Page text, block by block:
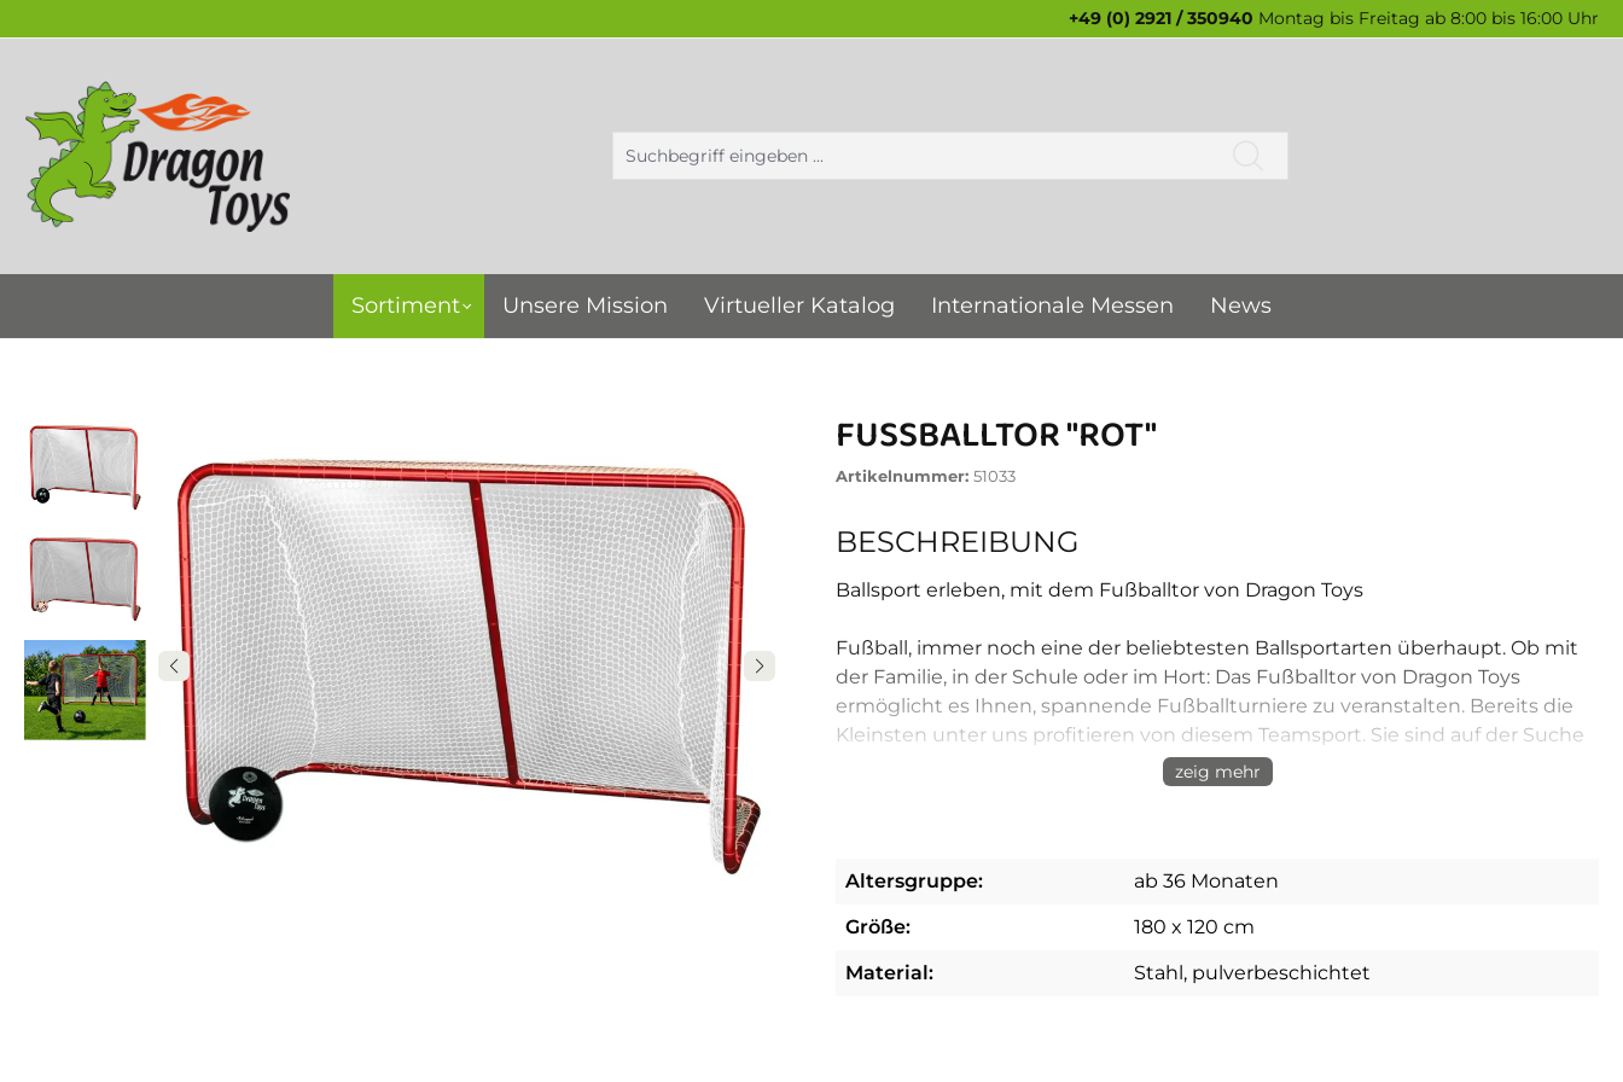
+49 (0) 2921 / 350940 Montag bis Freitag ab 8:00 bis 16:00 Uhr
Sortiment Unsere Mission Virtueller Katalog Internationale Messen News
FUSSBALLTOR "ROT"
Artikelnummer: 51033
BESCHREIBUNG
Ballsport erleben, mit dem Fußballtor von Dragon Toys
Fußball, immer noch eine der beliebtesten Ballsportarten überhaupt. Ob mit
der Familie, in der Schule oder im Hort: Das Fußballtor von Dragon Toys
ermöglicht es Ihnen, spannende Fußballturniere zu veranstalten. Bereits die
Kleinsten unter uns profitieren von diesem Teamsport. Sie sind auf der Suche
nach Zubehör für Ballsportarten? Dann ist das rote Fußballtor eine gute Wahl.
Das Tor ist 180 cm breit und 120 cm hoch. Es eignet sich besonders für Kinder,
pulverbeschichtetem Stahl und ausgestattet mit einem Standard-Netz, ist rot.
Das Tor eignet sich insbesondere für den Hallenfußball. Kommt aber auch für
zeig mehr
Altersgruppe:
ab 36 Monaten
Größe:
180 x 120 cm
Material:
Stahl, pulverbeschichtet